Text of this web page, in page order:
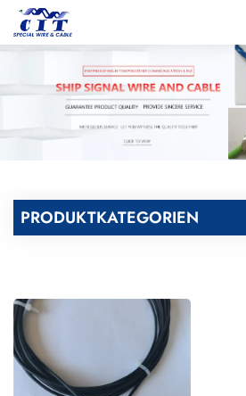
CIT SPECIAL CABLE Co., Ltd.
English
Français
Italiano
PRODUKTKATEGORIEN